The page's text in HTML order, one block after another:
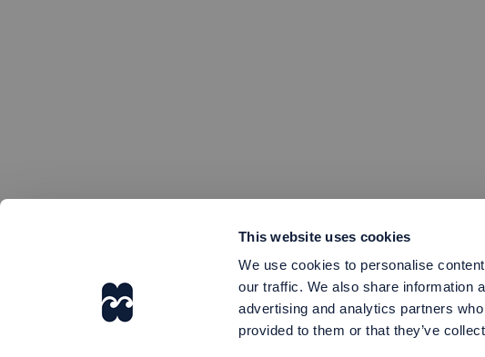
This website uses cookies
We use cookies to personalise
our traffic. We also share information
advertising and analytics partners
provided to them or that they’ve